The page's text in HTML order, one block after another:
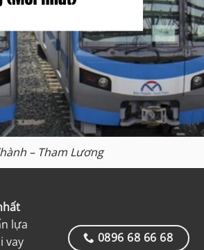
– Tham Lương
lựa
vay
0896 68 66 68